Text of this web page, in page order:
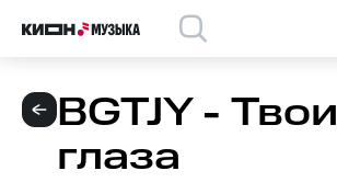
BGTJY - Твои
глаза